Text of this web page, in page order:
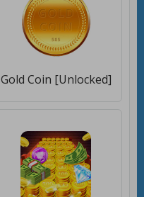
Gold Coin [Unlocked]